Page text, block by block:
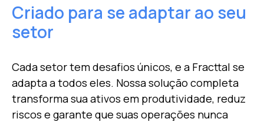
Criado para se adaptar ao seu
setor
Cada setor tem desafios únicos, e a Fracttal se
adapta a todos eles. Nossa solução completa
transforma suaativos em produtividade, reduz
riscos e garante que suas operações nunca